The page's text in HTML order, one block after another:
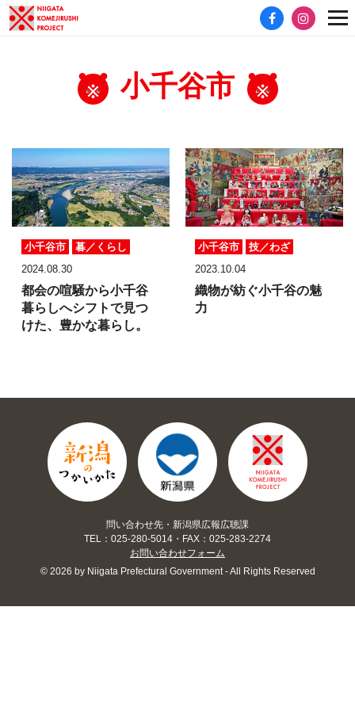
小千谷市
小千谷市
暮／くらし
2024.08.30
都会の喧騒から小千谷
暮らしへシフトで見つ
けた、豊かな暮らし。
小千谷市
技／わざ
2023.10.04
織物が紡ぐ小千谷の魅
力
問い合わせ先・新潟県広報広聴課
TEL：025-280-5014・FAX：025-283-2274
お問い合わせフォーム
© 2026 by Niigata Prefectural Government - All Rights Reserved